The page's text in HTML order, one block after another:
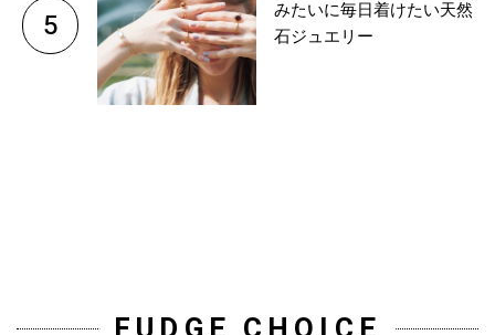
5
みたいに毎日着けたい天然
石ジュエリー